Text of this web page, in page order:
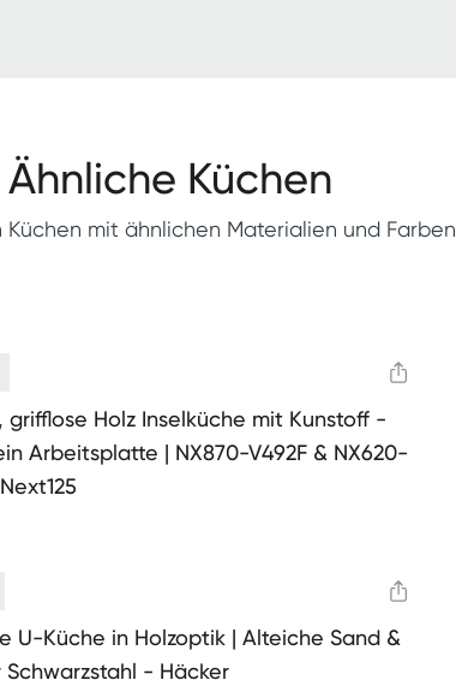
Ähnliche Küchen
Küchen mit ähnlichen Materialien und Farben
grifflose Holz Inselküche mit Kunstoff -
Arbeitsplatte | NX870-V492F & NX620-
U-Küche in Holzoptik | Alteiche Sand &
Schwarzstahl - Häcker